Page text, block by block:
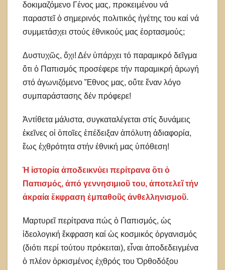
δοκιμαζόμενο Γένος μας, προκειμένου νά
παραστεῖ ὁ σημερινός πολιτικός ἡγέτης του καί νά
συμμετάσχει στούς ἐθνικούς μας ἑορτασμούς;
Δυστυχῶς, ὄχι! Δέν ὑπάρχει τό παραμικρό δεῖγμα
ὅτι ὁ Παπισμός προσέφερε τήν παραμικρή ἀρωγή
στό ἀγωνιζόμενο Ἔθνος μας, οὔτε ἕναν λόγο
συμπαράστασης δέν πρόφερε!
Ἀντίθετα μάλιστα, συγκαταλέγεται στίς δυνάμεις
ἐκεῖνες οἱ ὁποῖες ἐπέδειξαν ἀπόλυτη ἀδιαφορία,
ἕως ἐχθρότητα στήν ἐθνική μας ὑπόθεση!
Ἡ ἱστορία ἀποδεικνύει περίτρανα ὅτι ὁ
Παπισμός, ἀπό γεννησιμιοῦ του, ἀποτελεῖ τήν
ἀκραία ἔκφραση ἐμπαθοῦς ἀνθελληνισμοῦ.
Μαρτυρεῖ περίτρανα πώς ὁ Παπισμός, ὡς
ἰδεολογική ἔκφραση καί ὡς κοσμικός ὀργανισμός
(διότι περί τούτου πρόκειται), εἶναι ἀποδεδειγμένα
ὁ πλέον ὁρκισμένος ἐχθρός του Ὀρθοδόξου